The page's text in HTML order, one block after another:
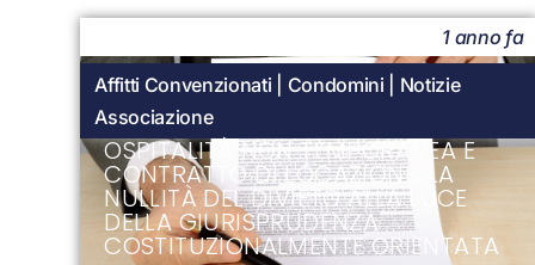
1 anno fa
Affitti Convenzionati
Condomini
Notizie
Associazione
OSPITALITÀ NON TEMPORANEA E
CONTRATTO DI LOCAZIONE: LA
NULLITÀ DEL DIVIETO ALLA LUCE
DELLA GIURISPRUDENZA
COSTITUZIONALMENTE ORIENTATA